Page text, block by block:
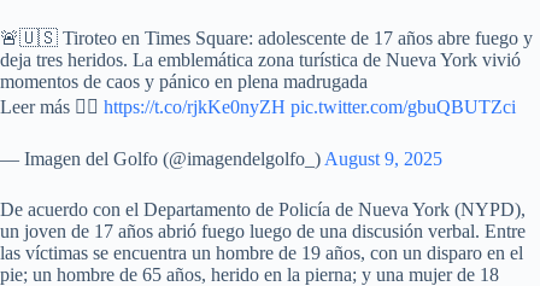
🚨🇺🇸 Tiroteo en Times Square: adolescente de 17 años abre fuego y
deja tres heridos. La emblemática zona turística de Nueva York vivió
momentos de caos y pánico en plena madrugada
Leer más 👉🏽 https://t.co/rjkKe0nyZH pic.twitter.com/gbuQBUTZci
— Imagen del Golfo (@imagendelgolfo_) August 9, 2025
De acuerdo con el Departamento de Policía de Nueva York (NYPD),
un joven de 17 años abrió fuego luego de una discusión verbal. Entre
las víctimas se encuentra un hombre de 19 años, con un disparo en el
pie; un hombre de 65 años, herido en la pierna; y una mujer de 18